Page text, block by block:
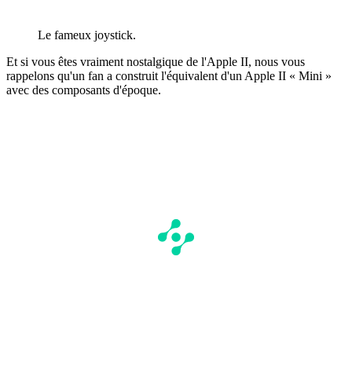
Le fameux joystick.
Et si vous êtes vraiment nostalgique de l'Apple II, nous vous
rappelons qu'un fan a construit l'équivalent d'un Apple II « Mini »
avec des composants d'époque.